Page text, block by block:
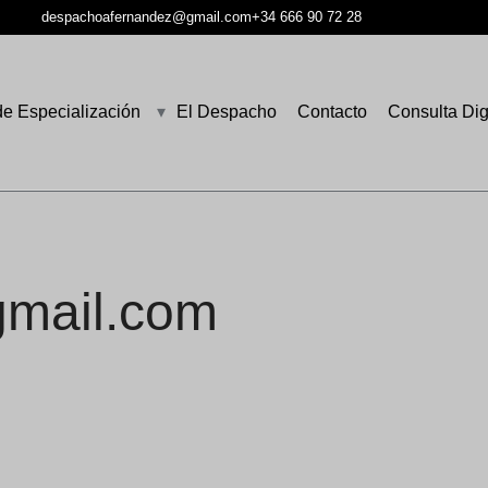
despachoafernandez@gmail.com+34 666 90 72 28
Especialización ▾ El Despacho Contacto Consulta